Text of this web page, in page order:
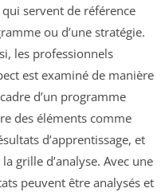
qui servent de référence
ou d’une stratégie.
les professionnels
est examiné de manière
d’un programme
des éléments comme
d’apprentissage, et
grille d’analyse. Avec une
peuvent être analysés et